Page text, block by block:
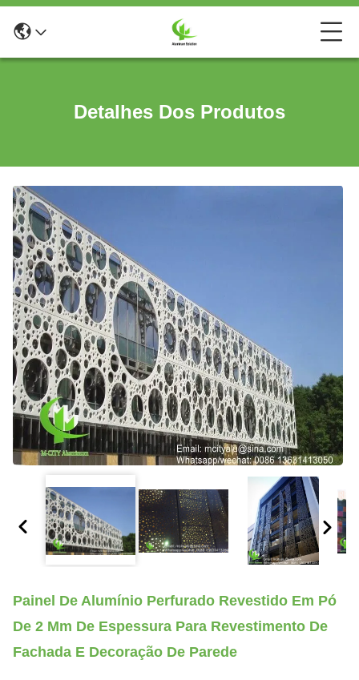
Detalhes Dos Produtos
Painel De Alumínio Perfurado Revestido Em Pó
De 2 Mm De Espessura Para Revestimento De
Fachada E Decoração De Parede